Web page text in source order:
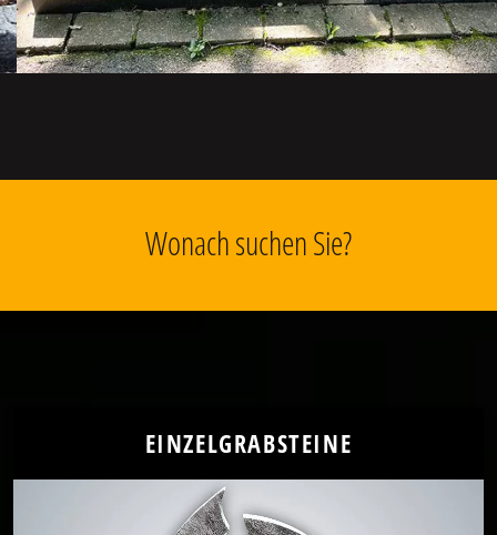
Wonach suchen Sie?
EINZELGRABSTEINE